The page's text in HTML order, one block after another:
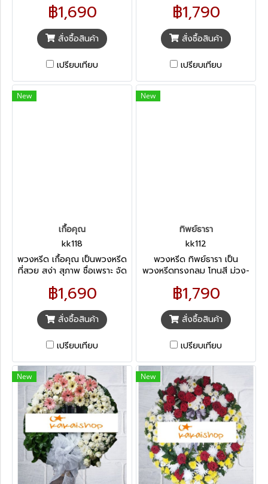
สดใสสวยงาม ตกแต่ด้วย
ดอกไม้คุณภาพ หลากหลาย
ชนิด เหมาะกับการไว้อาลัยทุกรูป
แบบ
฿1,690
สั่งซื้อสินค้า
เปรียบเทียบ
โทนสี ขาว-ม่วง แซมด้วยสี
เหลือง ดูแปลกตา ในขณะ
เดียวกันก็ทำให้ดูอ่อนโยน ผ่อน
คลายจากความโศกเศร้าได้ เหมาะ
กับการให้กำลังใจครอบครัวผู้เสีย
ชีวิต
฿1,790
สั่งซื้อสินค้า
เปรียบเทียบ
New
เกื้อคุณ
kk118
พวงหรีด เกื้อคุณ เป็นพวงหรีด
ที่สวย สง่า สุภาพ ชื่อเพราะ จัด
ได้รับความนิยมเป็นอย่างมาก
เหมาะกับการเคารพศพผู้สูงวัย
เหมาะกับการไว้อาลัยทุกรูปแบบ
฿1,690
สั่งซื้อสินค้า
เปรียบเทียบ
New
ทิพย์ธารา
kk112
พวงหรีด ทิพย์ธารา เป็น
พวงหรีดทรงกลม โทนสี ม่วง-
เซนติเมตร เป็นการนำดอกกล้ว
ไม้ ดอกเบญจมาศ เยอบีร่า และ
ลิลลี่ มาออกแบบ ให้ไม่ซ้ำใครเป็น
ความแปลกใหม่ที่สวยงาม
฿1,790
สั่งซื้อสินค้า
เปรียบเทียบ
New New